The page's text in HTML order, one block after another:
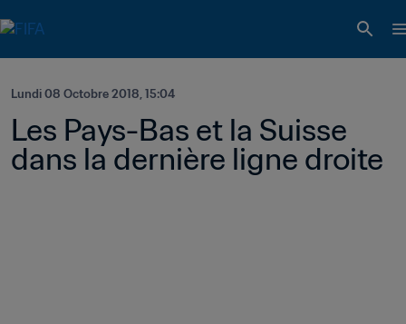
Lundi 08 Octobre 2018, 15:04
Les Pays-Bas et la Suisse
dans la dernière ligne droite